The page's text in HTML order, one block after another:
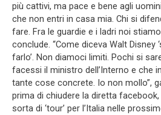
più cattivi, ma pace e bene agli
che non entri in casa mia. Chi si
fare. Fra le guardie e i ladri noi
conclude. “Come diceva Walt Disney
farlo’. Non diamoci limiti. Pochi si
facessi il ministro dell’Interno e che
tante cose concrete. Io non mollo”,
prima di chiudere la diretta
sorta di ‘tour’ per l’Italia nelle